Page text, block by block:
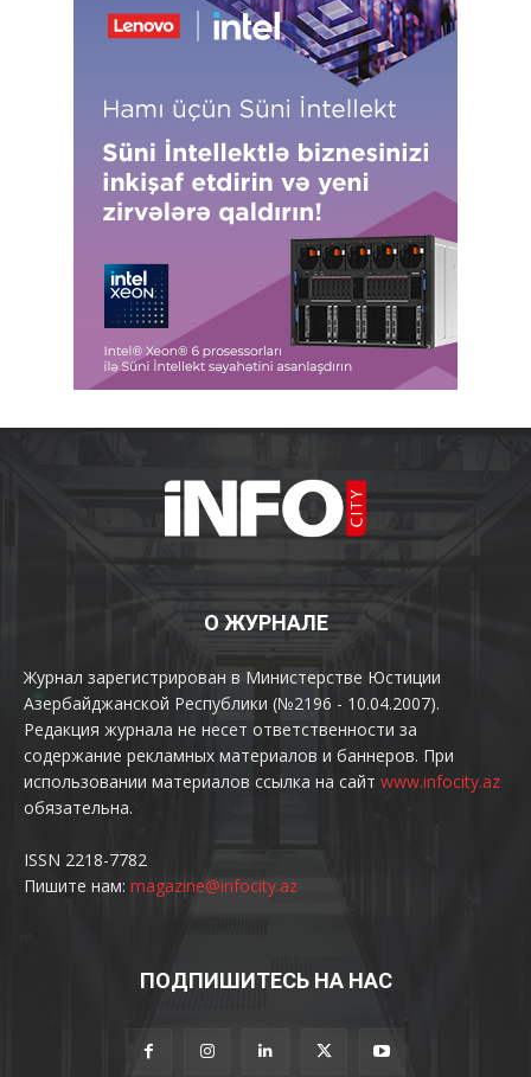
О ЖУРНАЛЕ
Журнал зарегистрирован в Министерстве Юстиции
Азербайджанской Республики (№2196 - 10.04.2007).
Редакция журнала не несет ответственности за
содержание рекламных материалов и баннеров. При
использовании материалов ссылка на сайт www.infocity.az
обязательна.
ISSN 2218-7782
Пишите нам: magazine@infocity.az
ПОДПИШИТЕСЬ НА НАС